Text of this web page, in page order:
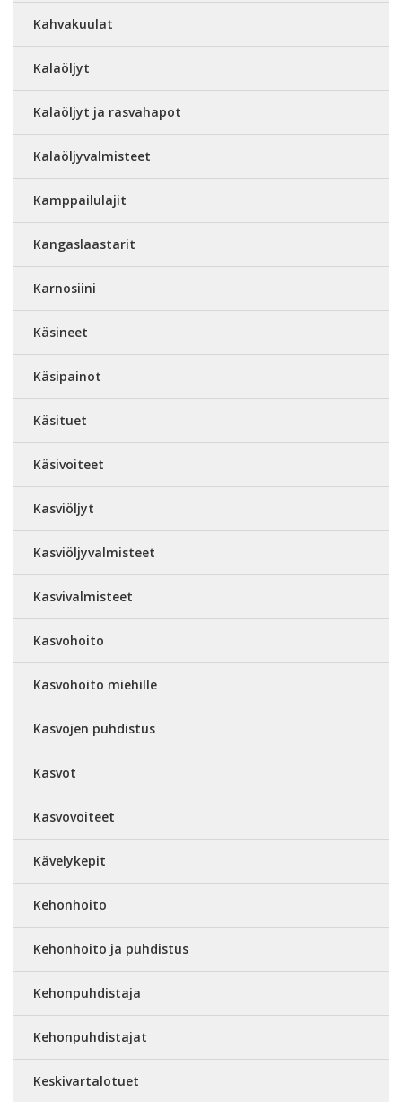
Kahvakuulat
Kalaöljyt
Kalaöljyt ja rasvahapot
Kalaöljyvalmisteet
Kamppailulajit
Kangaslaastarit
Karnosiini
Käsineet
Käsipainot
Käsituet
Käsivoiteet
Kasviöljyt
Kasviöljyvalmisteet
Kasvivalmisteet
Kasvohoito
Kasvohoito miehille
Kasvojen puhdistus
Kasvot
Kasvovoiteet
Kävelykepit
Kehonhoito
Kehonhoito ja puhdistus
Kehonpuhdistaja
Kehonpuhdistajat
Keskivartalotuet